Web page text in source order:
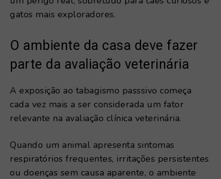
gatos mais exploradores.
O ambiente da casa deve fazer
parte da avaliação veterinária
A exposição ao tabagismo passsivo começa
cada vez mais a ser considerada um fator
relevante na avaliação clínica veterinária.
Quando um animal apresenta sintomas
respiratórios frequentes, irritações persistentes
ou doenças sem causa aparente, o ambiente